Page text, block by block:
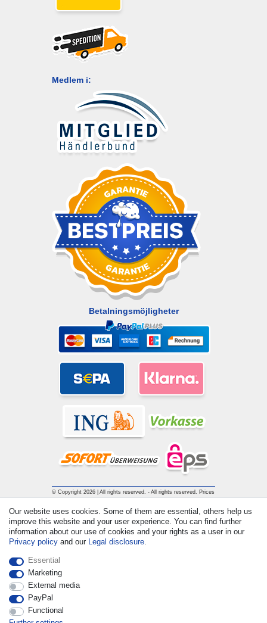
Medlem i:
Betalningsmöjligheter
© Copyright 2026 | All rights reserved. - All rights reserved. Prices
deliveries to the UK!
Our website uses cookies. Some of them are essential, others help us
improve this website and your user experience. You can find further
information about our use of cookies and your rights as a user in our
Privacy policy and our Legal disclosure.
Essential
Marketing
External media
PayPal
Functional
Withdraw from contract here